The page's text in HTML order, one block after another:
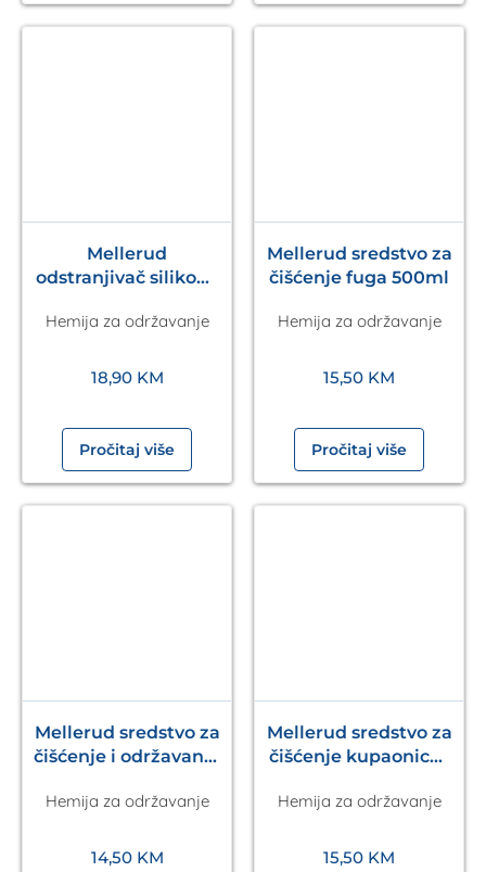
Mellerud
odstranjivač silikona
Hemija za održavanje
18,90 KM
Pročitaj više
Mellerud sredstvo za
čišćenje fuga 500ml
Hemija za održavanje
15,50 KM
Pročitaj više
Mellerud sredstvo za
čišćenje i održavanje
Hemija za održavanje
14,50 KM
Mellerud sredstvo za
čišćenje kupaonice i
Hemija za održavanje
15,50 KM